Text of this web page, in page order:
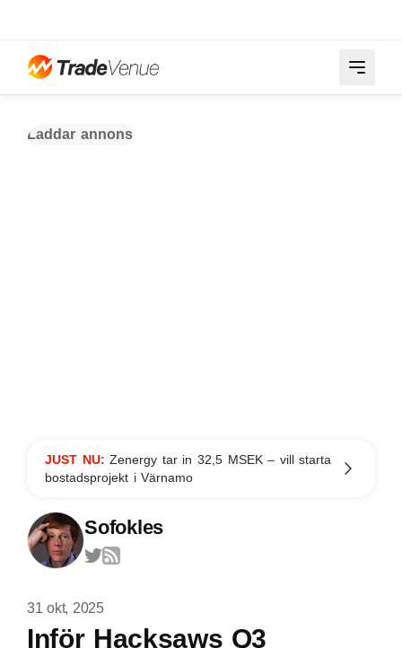
Laddar annons
JUST NU:Zenergy tar in 32,5 MSEK – vill starta
bostadsprojekt i Värnamo
Sofokles
31 okt, 2025
Inför Hacksaws Q3